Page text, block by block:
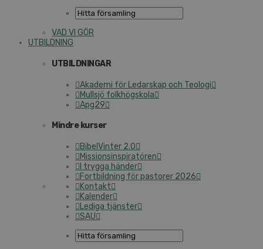
VAD VI GÖR
UTBILDNING
UTBILDNINGAR
Akademi för Ledarskap och Teologi
Mullsjö folkhögskola
Apg29
Mindre kurser
BibelVinter 2.0
Missionsinspiratören
I trygga händer
Fortbildning för pastorer 2026
Kontakt
Kalender
Lediga tjänster
SAU